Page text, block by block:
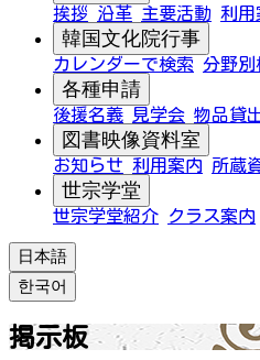
挨拶 沿革 主要活動 利用
韓国文化院行事
カレンダーで検索 分野別
各種申請
後援名義 見学会 物品貸
図書映像資料室
お知らせ 利用案内 所蔵
世宗学堂
世宗学堂紹介 クラス案内
日本語
한국어
掲示板